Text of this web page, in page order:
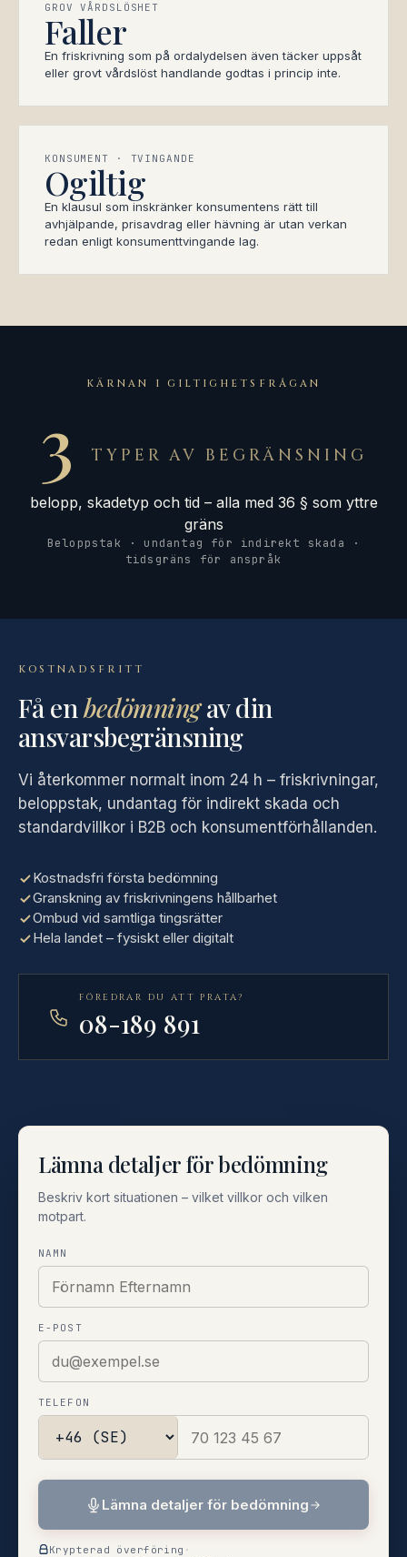
GROV VÅRDSLÖSHET
Faller
En friskrivning som på ordalydelsen även täcker uppsåt
eller grovt vårdslöst handlande godtas i princip inte.
KONSUMENT · TVINGANDE
Ogiltig
En klausul som inskränker konsumentens rätt till
avhjälpande, prisavdrag eller hävning är utan verkan
redan enligt konsumenttvingande lag.
KÄRNAN I GILTIGHETSFRÅGAN
3 TYPER AV BEGRÄNSNING
belopp, skadetyp och tid – alla med 36 § som yttre
gräns
Beloppstak · undantag för indirekt skada ·
tidsgräns för anspråk
KOSTNADSFRITT
Få enbedömningav din
ansvarsbegränsning
Vi återkommer normalt inom 24 h – friskrivningar,
beloppstak, undantag för indirekt skada och
standardvillkor i B2B och konsumentförhållanden.
Kostnadsfri första bedömning
Granskning av friskrivningens hållbarhet
Ombud vid samtliga tingsrätter
Hela landet – fysiskt eller digitalt
FÖREDRAR DU ATT PRATA?
08-189 891
Lämna detaljer för bedömning
Beskriv kort situationen – vilket villkor och vilken
motpart.
NAMN
E-POST
TELEFON
Lämna detaljer för bedömning
Krypterad överföring ·